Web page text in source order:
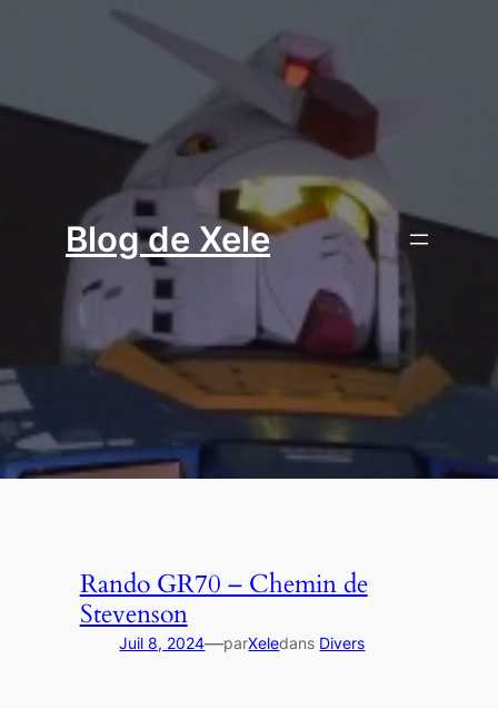
Blog de Xele
Rando GR70 – Chemin de
Stevenson
Juil 8, 2024—parXeledans Divers